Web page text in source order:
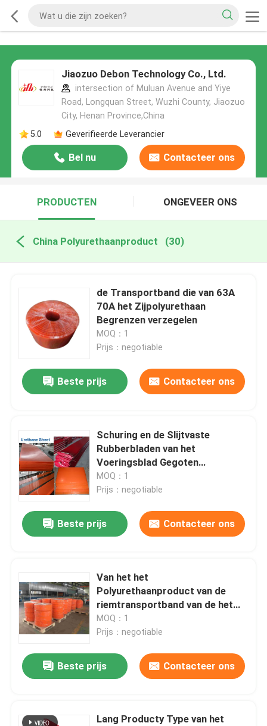
Jiaozuo Debon Technology Co., Ltd.
intersection of Muluan Avenue and Yiye
Road, Longquan Street, Wuzhi County, Jiaozuo
City, Henan Province,China
5.0
Geverifieerde Leverancier
Bel nu Contacteer ons
PRODUCTEN ONGEVEER ONS
China Polyurethaanproduct (30)
de Transportband die van 63A
70A het Zijpolyurethaan
Begrenzen verzegelen
MOQ：1
Prijs：negotiable
Beste prijs Contacteer ons
Schuring en de Slijtvaste
Rubberbladen van het
Voeringsblad Gegoten
Polyurethaan Pu
MOQ：1
Prijs：negotiable
Beste prijs Contacteer ons
Van het het
Polyurethaanproduct van de
riemtransportband van de het
Polyurethaantransportband van
Duro 70a 63a de Rokraad
MOQ：1
Prijs：negotiable
Beste prijs Contacteer ons
Lang Producty Type van het